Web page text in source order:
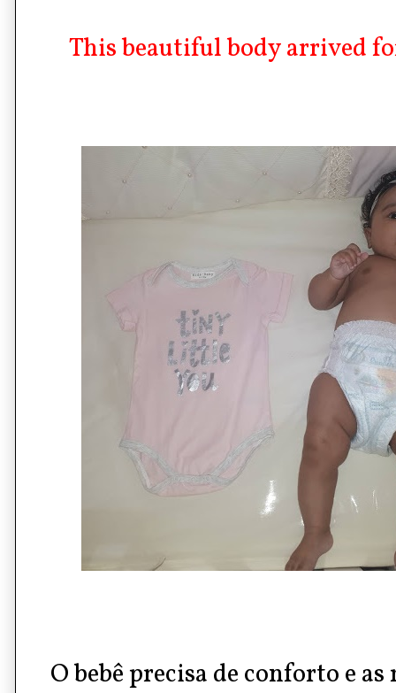
This beautiful body arrived
Obebêprecisa de conforto e as